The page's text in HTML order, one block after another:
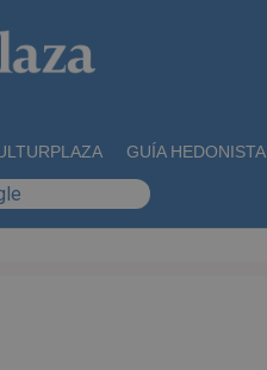
GUÍA HEDONISTA